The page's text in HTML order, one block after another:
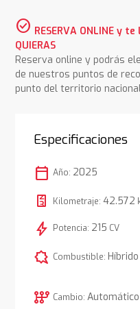
check_circle RESERVA ONLINE y te
QUIERAS
Reserva online y podrás
de nuestros puntos de
punto del territorio
Especificaciones
calendar_today Año: 2025
Kilometraje: 42.572
bolt Potencia: 215 CV
comic_bubble Combustible: Híbrido
auto_transmission Cambio: Automático